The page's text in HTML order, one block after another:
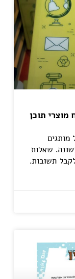
תוכן
מותגים
שאלות
תשובות.